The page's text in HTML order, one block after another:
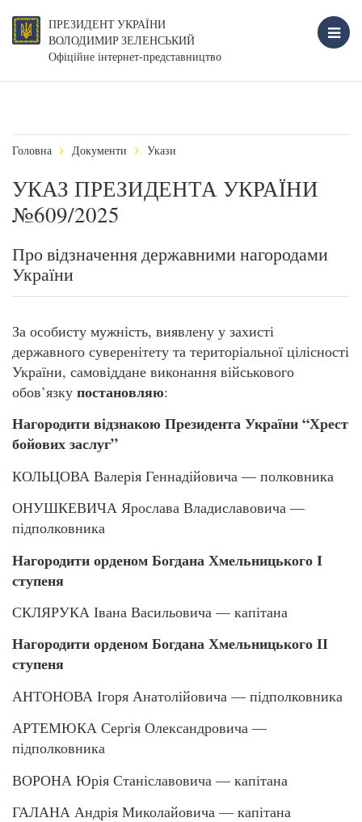
ПРЕЗИДЕНТ УКРАЇНИ
ВОЛОДИМИР ЗЕЛЕНСЬКИЙ
Офіційне інтернет-представництво
Головна Документи Укази
УКАЗ ПРЕЗИДЕНТА УКРАЇНИ
№609/2025
Про відзначення державними нагородами
України
За особисту мужність, виявлену у захисті
державного суверенітету та територіальної цілісності
України, самовіддане виконання військового
обов’язку постановляю:
Нагородити відзнакою Президента України “Хрест
бойових заслуг”
КОЛЬЦОВА Валерія Геннадійовича — полковника
ОНУШКЕВИЧА Ярослава Владиславовича —
підполковника
Нагородити орденом Богдана Хмельницького І
ступеня
СКЛЯРУКА Івана Васильовича — капітана
Нагородити орденом Богдана Хмельницького ІІ
ступеня
АНТОНОВА Ігоря Анатолійовича — підполковника
АРТЕМЮКА Сергія Олександровича —
підполковника
ВОРОНА Юрія Станіславовича — капітана
ГАЛАНА Андрія Миколайовича — капітана